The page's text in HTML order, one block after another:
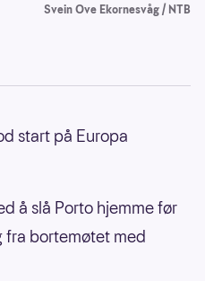
Svein Ove Ekornesvåg / NTB
start på Europa
å slå Porto hjemme før
fra bortemøtet med